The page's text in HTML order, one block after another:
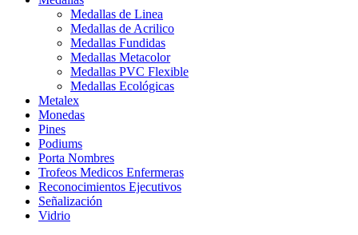
Medallas de Linea
Medallas de Acrilico
Medallas Fundidas
Medallas Metacolor
Medallas PVC Flexible
Medallas Ecológicas
Metalex
Monedas
Pines
Podiums
Porta Nombres
Trofeos Medicos Enfermeras
Reconocimientos Ejecutivos
Señalización
Vidrio